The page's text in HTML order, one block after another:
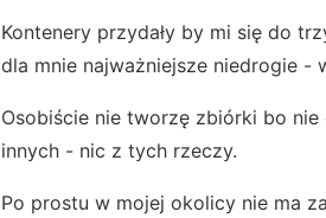
Kontenery przydały by mi się do
dla mnie najważniejsze niedrogie -
Osobiście nie tworzę zbiórki bo
innych - nic z tych rzeczy.
Po prostu w mojej okolicy nie ma